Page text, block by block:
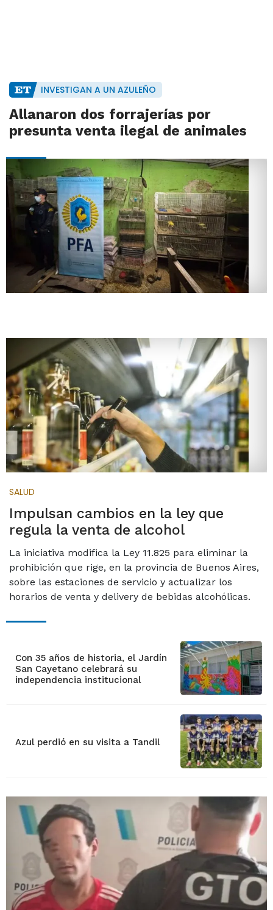
INVESTIGAN A UN AZULEÑO
Allanaron dos forrajerías por
presunta venta ilegal de animales
SALUD
Impulsan cambios en la ley que
regula la venta de alcohol
La iniciativa modifica la Ley 11.825 para eliminar la
prohibición que rige, en la provincia de Buenos Aires,
sobre las estaciones de servicio y actualizar los
horarios de venta y delivery de bebidas alcohólicas.
Con 35 años de historia, el Jardín
San Cayetano celebrará su
independencia institucional
Azul perdió en su visita a Tandil